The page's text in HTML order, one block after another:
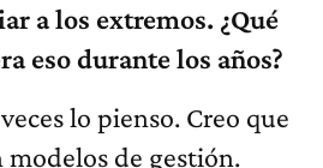
a los extremos. ¿Qué
eso durante los años?
lo pienso. Creo que
de gestión.